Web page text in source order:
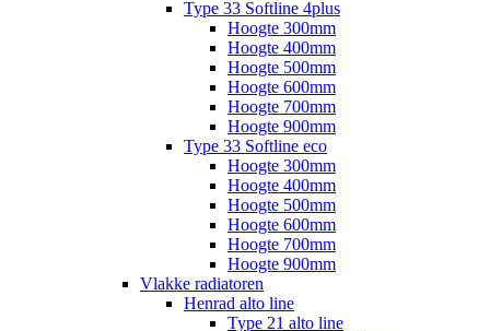
Type 33 Softline 4plus
Hoogte 300mm
Hoogte 400mm
Hoogte 500mm
Hoogte 600mm
Hoogte 700mm
Hoogte 900mm
Type 33 Softline eco
Hoogte 300mm
Hoogte 400mm
Hoogte 500mm
Hoogte 600mm
Hoogte 700mm
Hoogte 900mm
Vlakke radiatoren
Henrad alto line
Type 21 alto line